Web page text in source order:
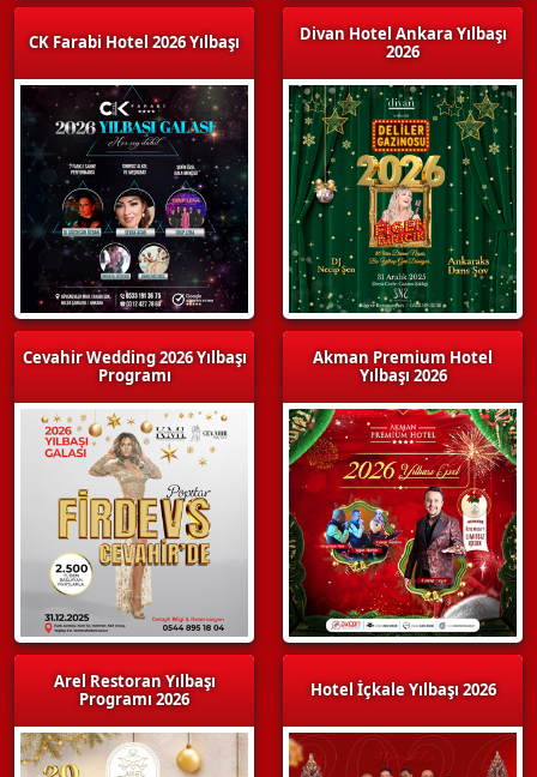
CK Farabi Hotel 2026 Yılbaşı
Cevahir Wedding 2026 Yılbaşı
Programı
Arel Restoran Yılbaşı
Programı 2026
Divan Hotel Ankara Yılbaşı
2026
Akman Premium Hotel
Yılbaşı 2026
Hotel İçkale Yılbaşı 2026